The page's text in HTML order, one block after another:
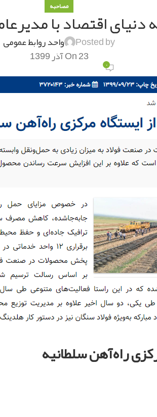
مصاحبه
دنیای اقتصاد با
Posted by واحد روابط عمومی
On 23 آذر 1399 ۰
راه‌آهن سلطانیه